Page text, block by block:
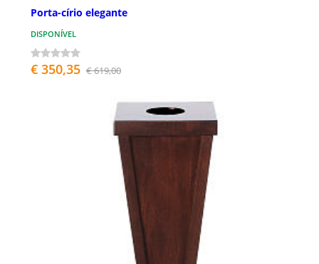
Porta-círio elegante
DISPONÍVEL
€ 350,35 € 619,00